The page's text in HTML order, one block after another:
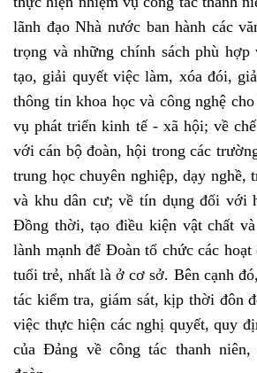
lãnh đạo Nhà nước ban hành các
trọng và những chính sách phù hợp
tạo, giải quyết việc làm, xóa đói,
thông tin khoa học và công nghệ
vụ phát triển kinh tế - xã hội; về
với cán bộ đoàn, hội trong các
trung học chuyên nghiệp, dạy nghề,
và khu dân cư; về tín dụng đối với
Đồng thời, tạo điều kiện vật chất
lành mạnh để Đoàn tổ chức các
tuổi trẻ, nhất là ở cơ sở. Bên cạnh
tác kiểm tra, giám sát, kịp thời đôn
việc thực hiện các nghị quyết, quy
của Đảng về công tác thanh